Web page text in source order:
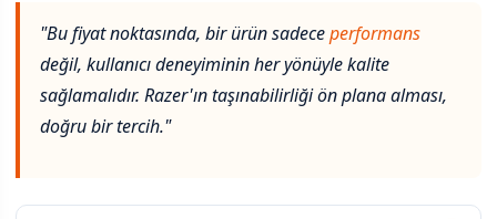
"Bu fiyat noktasında, bir ürün sadeceperformans
değil, kullanıcı deneyiminin her yönüyle kalite
sağlamalıdır. Razer'ın taşınabilirliği ön plana alması,
doğru bir tercih."